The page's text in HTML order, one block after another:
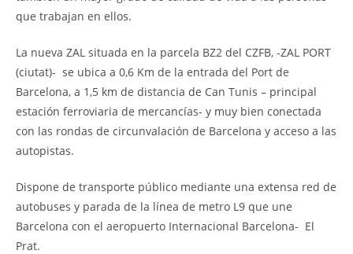
que trabajan en ellos.
La nueva ZAL situada en la parcela BZ2 del CZFB, -ZAL PORT
(ciutat)- se ubica a 0,6 Km de la entrada del Port de
Barcelona, a 1,5 km de distancia de Can Tunis – principal
estación ferroviaria de mercancías- y muy bien conectada
con las rondas de circunvalación de Barcelona y acceso a las
autopistas.
Dispone de transporte público mediante una extensa red de
autobuses y parada de la línea de metro L9 que une
Barcelona con el aeropuerto Internacional Barcelona- El
Prat.